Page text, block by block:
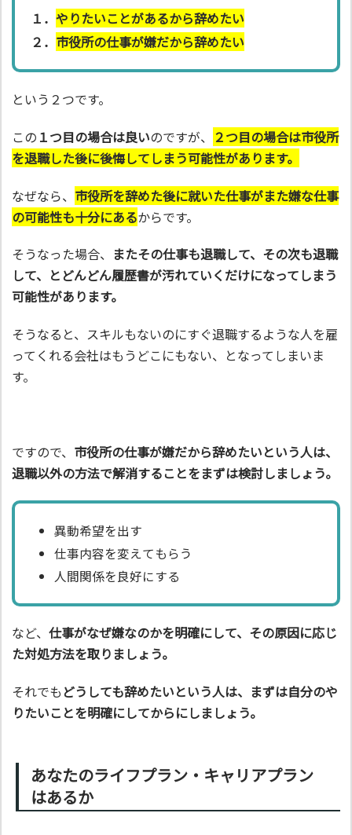
１． やりたいことがあるから辞めたい
２． 市役所の仕事が嫌だから辞めたい
という２つです。
この １つ目の場合は良いのですが、 ２つ目の場合は市役所
を退職した後に後悔してしまう可能性があります。
なぜなら、 市役所を辞めた後に就いた仕事がまた嫌な仕事
の可能性も十分にあるからです。
そうなった場合、 またその仕事も退職して、その次も退職
して、とどんどん履歴書が汚れていくだけになってしまう
可能性があります。
そうなると、スキルもないのにすぐ退職するような人を雇
ってくれる会社はもうどこにもない、となってしまいま
す。
ですので、 市役所の仕事が嫌だから辞めたいという人は、
退職以外の方法で解消することをまずは検討しましょう。
異動希望を出す
仕事内容を変えてもらう
人間関係を良好にする
など、 仕事がなぜ嫌なのかを明確にして、その原因に応じ
た対処方法を取りましょう。
それでも どうしても辞めたいという人は、まずは自分のや
りたいことを明確にしてからにしましょう。
あなたのライフプラン・キャリアプラン
はあるか